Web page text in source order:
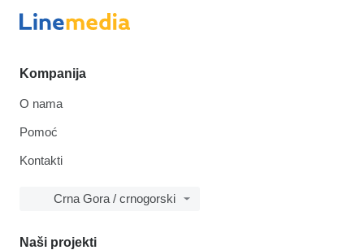
Kompanija
O nama
Pomoć
Kontakti
Crna Gora / crnogorski
Naši projekti